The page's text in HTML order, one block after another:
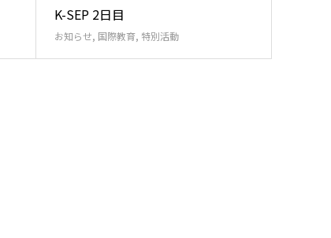
K-SEP 2日目
お知らせ, 国際教育, 特別活動